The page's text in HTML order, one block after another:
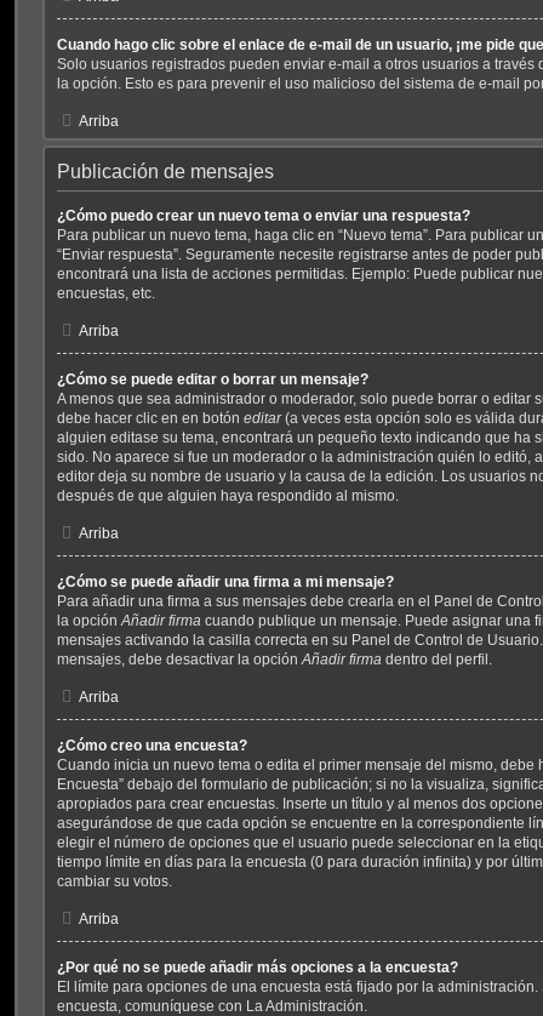
Cuando hago clic sobre el enlace de e-mail de un usuario, ¡me pide
Solo usuarios registrados pueden enviar e-mail a otros usuarios a través
la opción. Esto es para prevenir el uso malicioso del sistema de e-mail
Arriba
Publicación de mensajes
¿Cómo puedo crear un nuevo tema o enviar una respuesta?
Para publicar un nuevo tema, haga clic en “Nuevo tema”. Para publicar
“Enviar respuesta”. Seguramente necesite registrarse antes de poder
encontrará una lista de acciones permitidas. Ejemplo: Puede publicar
encuestas, etc.
Arriba
¿Cómo se puede editar o borrar un mensaje?
A menos que sea administrador o moderador, solo puede borrar o editar
debe hacer clic en en botón editar(a veces esta opción solo es válida
alguien editase su tema, encontrará un pequeño texto indicando que ha
sido. No aparece si fue un moderador o la administración quién lo editó,
editor deja su nombre de usuario y la causa de la edición. Los usuarios
después de que alguien haya respondido al mismo.
Arriba
¿Cómo se puede añadir una firma a mi mensaje?
Para añadir una firma a sus mensajes debe crearla en el Panel de
la opción Añadir firma cuando publique un mensaje. Puede asignar una
mensajes activando la casilla correcta en su Panel de Control de
mensajes, debe desactivar la opción Añadir firma dentro del perfil.
Arriba
¿Cómo creo una encuesta?
Cuando inicia un nuevo tema o edita el primer mensaje del mismo, debe
Encuesta” debajo del formulario de publicación; si no la visualiza,
apropiados para crear encuestas. Inserte un título y al menos dos
asegurándose de que cada opción se encuentre en la correspondiente
elegir el número de opciones que el usuario puede seleccionar en la
tiempo límite en días para la encuesta (0 para duración infinita) y por
cambiar su votos.
Arriba
¿Por qué no se puede añadir más opciones a la encuesta?
El límite para opciones de una encuesta está fijado por la
encuesta, comuníquese con La Administración.